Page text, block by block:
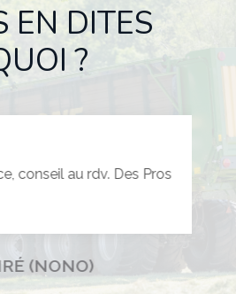
EN DITES
?
conseil au rdv. Des Pros
(NONO)